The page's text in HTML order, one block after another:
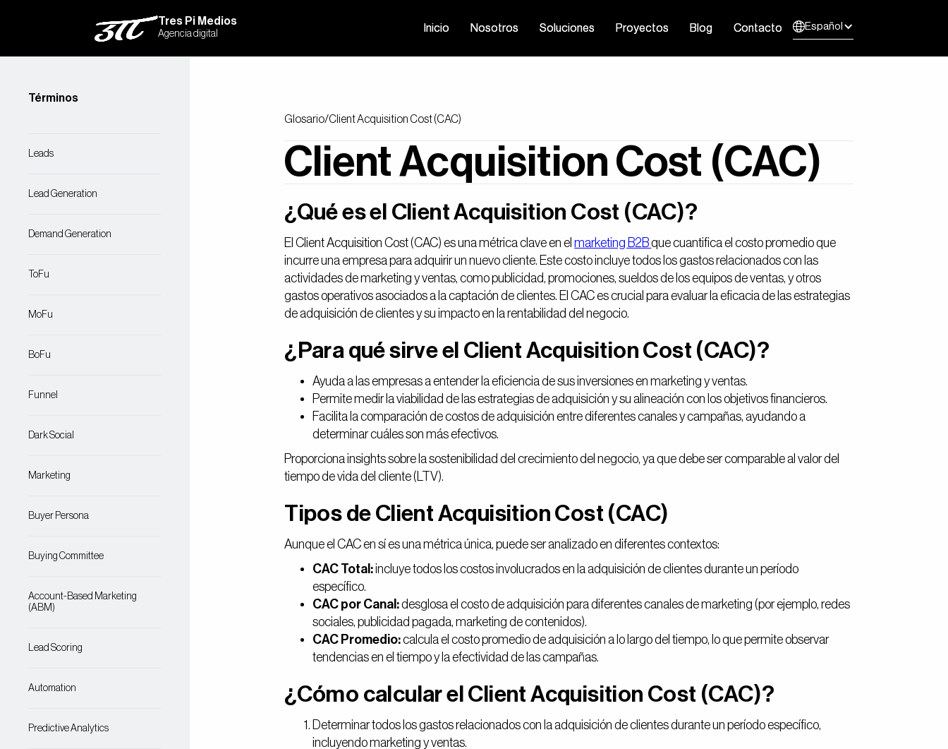
Tres Pi Medios
Agencia digital Inicio
Inicio Nosotros
Nosotros Soluciones
Soluciones Proyectos
Proyectos Blog
Blog Contacto
Contacto Español
Términos
Leads
Lead Generation
Demand Generation
ToFu
MoFu
BoFu
Funnel
Dark Social
Marketing
Buyer Persona
Buying Committee
Account-Based Marketing
(ABM)
Lead Scoring
Automation
Predictive Analytics
Glosario/Client Acquisition Cost (CAC)
Client Acquisition Cost (CAC)
¿Qué es el Client Acquisition Cost (CAC)?
El Client Acquisition Cost (CAC) es una métrica clave en elmarketing B2Bque cuantifica el costo promedio que
incurre una empresa para adquirir un nuevo cliente. Este costo incluye todos los gastos relacionados con las
actividades de marketing y ventas, como publicidad, promociones, sueldos de los equipos de ventas, y otros
gastos operativos asociados a la captación de clientes. El CAC es crucial para evaluar la eficacia de las estrategias
de adquisición de clientes y su impacto en la rentabilidad del negocio.
¿Para qué sirve el Client Acquisition Cost (CAC)?
Ayuda a las empresas a entender la eficiencia de sus inversiones en marketing y ventas.
Permite medir la viabilidad de las estrategias de adquisición y su alineación con los objetivos financieros.
Facilita la comparación de costos de adquisición entre diferentes canales y campañas, ayudando a
determinar cuáles son más efectivos.
Proporciona insights sobre la sostenibilidad del crecimiento del negocio, ya que debe ser comparable al valor del
tiempo de vida del cliente (LTV).
Tipos de Client Acquisition Cost (CAC)
Aunque el CAC en sí es una métrica única, puede ser analizado en diferentes contextos:
CAC Total:incluye todos los costos involucrados en la adquisición de clientes durante un período
específico.
CAC por Canal:desglosa el costo de adquisición para diferentes canales de marketing (por ejemplo, redes
sociales, publicidad pagada, marketing de contenidos).
CAC Promedio:calcula el costo promedio de adquisición a lo largo del tiempo, lo que permite observar
tendencias en el tiempo y la efectividad de las campañas.
¿Cómo calcular el Client Acquisition Cost (CAC)?
Determinar todos los gastos relacionados con la adquisición de clientes durante un período específico,
incluyendo marketing y ventas.